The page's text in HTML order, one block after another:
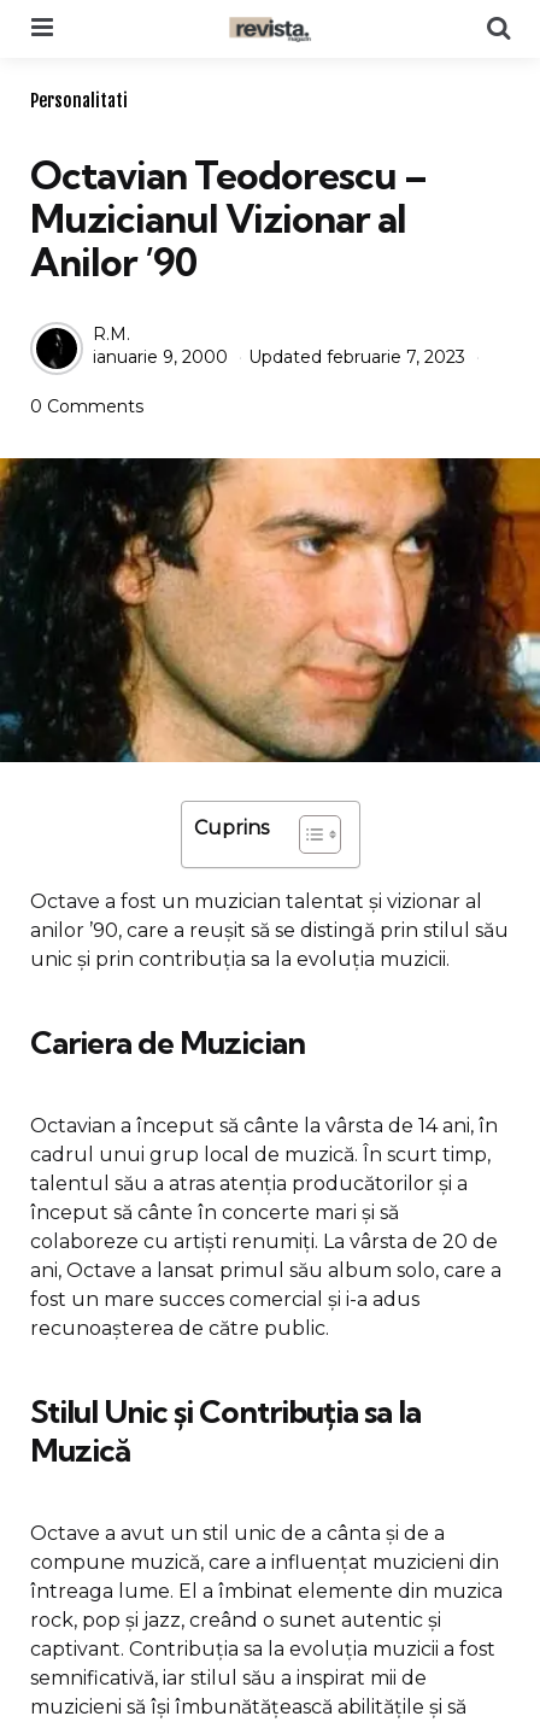
Categories
Personalitati
Octavian Teodorescu –
Muzicianul Vizionar al
Anilor ’90
Posted
by
R.M.
ianuarie 9, 2000
Updated februarie 7, 2023
0 Comments
Cuprins
Octave a fost un muzician talentat și vizionar al
anilor ’90, care a reușit să se distingă prin stilul său
unic și prin contribuția sa la evoluția muzicii.
Cariera de Muzician
Octavian a început să cânte la vârsta de 14 ani, în
cadrul unui grup local de muzică. În scurt timp,
talentul său a atras atenția producătorilor și a
început să cânte în concerte mari și să
colaboreze cu artiști renumiți. La vârsta de 20 de
ani, Octave a lansat primul său album solo, care a
fost un mare succes comercial și i-a adus
recunoașterea de către public.
Stilul Unic și Contribuția sa la
Muzică
Octave a avut un stil unic de a cânta și de a
compune muzică, care a influențat muzicieni din
întreaga lume. El a îmbinat elemente din muzica
rock, pop și jazz, creând o sunet autentic și
captivant. Contribuția sa la evoluția muzicii a fost
semnificativă, iar stilul său a inspirat mii de
muzicieni să își îmbunătățească abilitățile și să